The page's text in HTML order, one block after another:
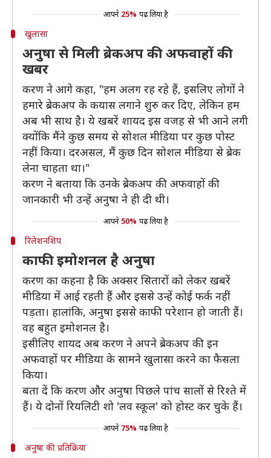
आपने 25% पढ़ लिया है
खुलासा
अनुषा से मिली ब्रेकअप की अफवाहों की
खबर
करण ने आगे कहा, "हम अलग रह रहे हैं, इसलिए लोगों ने
हमारे ब्रेकअप के कयास लगाने शुरु कर दिए, लेकिन हम
अब भी साथ है। ये खबरें शायद इस वजह से भी आने लगी
क्योंकि मैंने कुछ समय से सोशल मीडिया पर कुछ पोस्ट
नहीं किया। दरअसल, मैं कुछ दिन सोशल मीडिया से ब्रेक
लेना चाहता था।"
करण ने बताया कि उनके ब्रेकअप की अफवाहों की
जानकारी भी उन्हें अनुषा ने ही दी थी।
आपने 50% पढ़ लिया है
रिलेशनशिप
काफी इमोशनल है अनुषा
करण का कहना है कि अक्सर सितारों को लेकर खबरें
मीडिया में आई रहती हैं और इससे उन्हें कोई फर्क नहीं
पड़ता। हालांकि, अनुषा इससे काफी परेशान हो जाती हैं।
वह बहुत इमोशनल है।
इसीलिए शायद अब करण ने अपने ब्रेकअप की इन
अफवाहों पर मीडिया के सामने खुलासा करने का फैसला
किया।
बता दें कि करण और अनुषा पिछले पांच सालों से रिश्ते में
हैं। ये दोनों रियलिटी शो 'लव स्कूल' को होस्ट कर चुके हैं।
आपने 75% पढ़ लिया है
अनुषा की प्रतिक्रिया